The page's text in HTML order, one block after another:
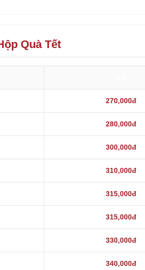
Quà Tết
270,000đ
280,000đ
300,000đ
310,000đ
315,000đ
315,000đ
330,000đ
340,000đ